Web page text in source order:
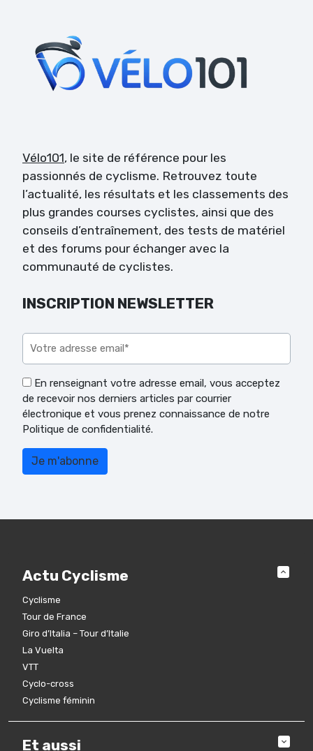
Vélo101, le site de référence pour les
passionnés de cyclisme. Retrouvez toute
l’actualité, les résultats et les classements des
plus grandes courses cyclistes, ainsi que des
conseils d’entraînement, des tests de matériel
et des forums pour échanger avec la
communauté de cyclistes.
INSCRIPTION NEWSLETTER
En renseignant votre adresse email, vous acceptez
de recevoir nos derniers articles par courrier
électronique et vous prenez connaissance de notre
Politique de confidentialité.
Actu Cyclisme
Cyclisme
Tour de France
Giro d’Italia – Tour d’Italie
La Vuelta
VTT
Cyclo-cross
Cyclisme féminin
Et aussi